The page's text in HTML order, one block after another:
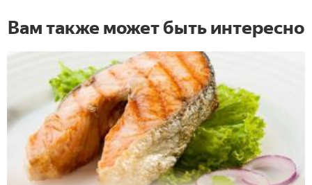
Вам также может быть интересно